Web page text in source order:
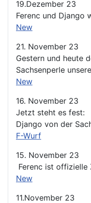
19.Dezember 23
Ferenc und Django
New
21. November 23
Gestern und heute
Sachsenperle
New
16. November 23
Jetzt steht es fest:
Django von der
F-Wurf
15. November 23
Ferenc ist offizielle
New
11.November 23